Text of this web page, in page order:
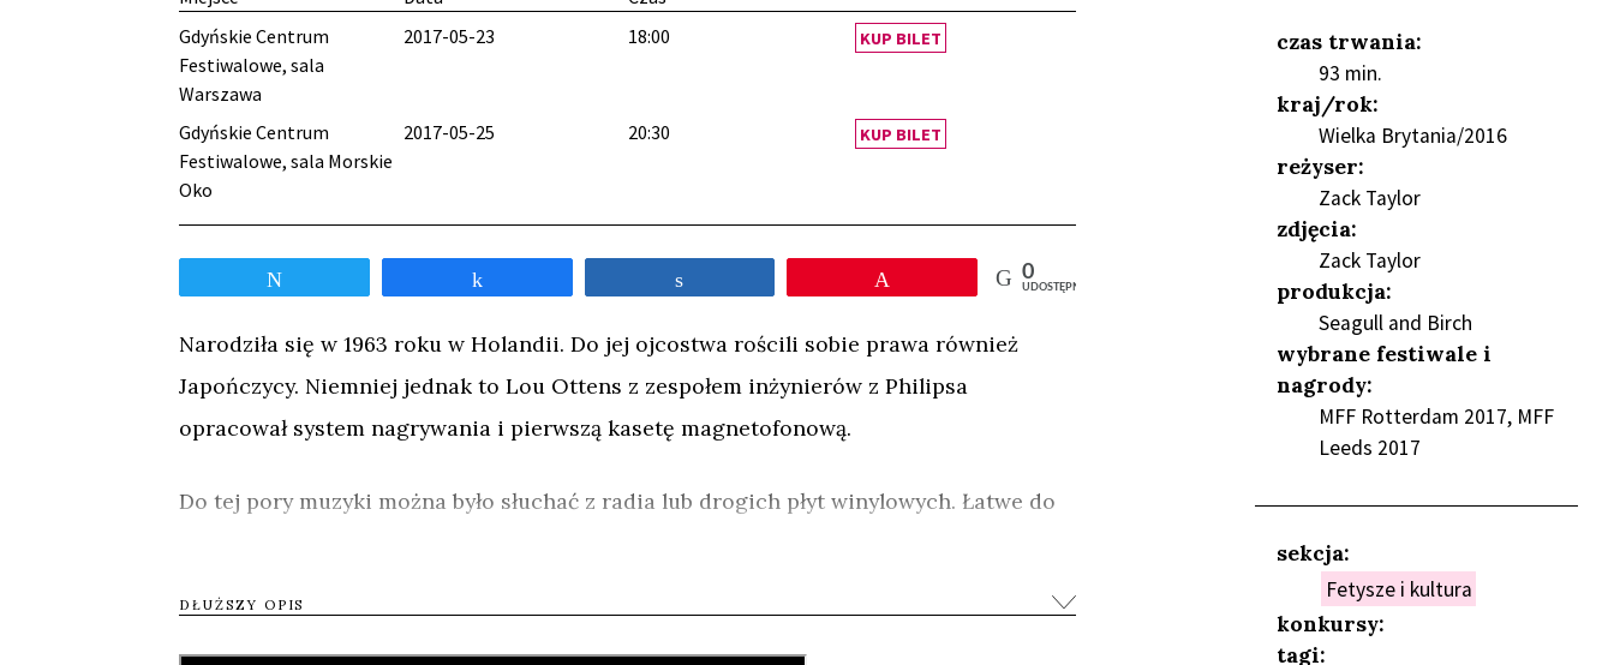
Gdyńskie Centrum
Festiwalowe, sala
Warszawa
2017-05-23 18:00 KUP BILET
Gdyńskie Centrum
Festiwalowe, sala Morskie
Oko
2017-05-25 20:30 KUP BILET
0
UDOSTĘPNIEŃ
Narodziła się w 1963 roku w Holandii. Do jej ojcostwa rościli sobie prawa również
Japończycy. Niemniej jednak to Lou Ottens z zespołem inżynierów z Philipsa
opracował system nagrywania i pierwszą kasetę magnetofonową.
Do tej pory muzyki można było słuchać z radia lub drogich płyt winylowych. Łatwe do
DŁUŻSZY OPIS
czas trwania:
93 min.
kraj/rok:
Wielka Brytania/2016
reżyser:
Zack Taylor
zdjęcia:
Zack Taylor
produkcja:
Seagull and Birch
wybrane festiwale i
nagrody:
MFF Rotterdam 2017, MFF
Leeds 2017
sekcja:
Fetysze i kultura
konkursy:
tagi: